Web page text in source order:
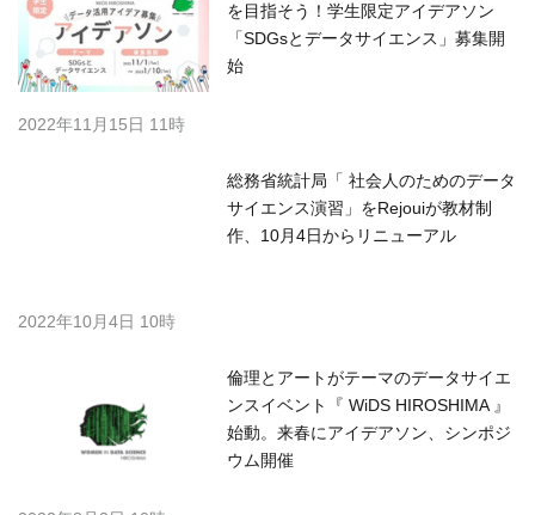
を目指そう！学生限定アイデアソン
「SDGsとデータサイエンス」募集開
始
2022年11月15日 11時
総務省統計局「 社会人のためのデータ
サイエンス演習」をRejouiが教材制
作、10月4日からリニューアル
2022年10月4日 10時
倫理とアートがテーマのデータサイエ
ンスイベント『 WiDS HIROSHIMA 』
始動。来春にアイデアソン、シンポジ
ウム開催